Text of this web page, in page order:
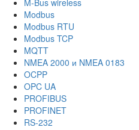
M-Bus wireless
Modbus
Modbus RTU
Modbus TCP
MQTT
NMEA 2000 и NMEA 0183
OCPP
OPC UA
PROFIBUS
PROFINET
RS-232